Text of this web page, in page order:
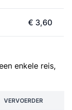
€ 3,60
enkele reis,
VERVOERDER